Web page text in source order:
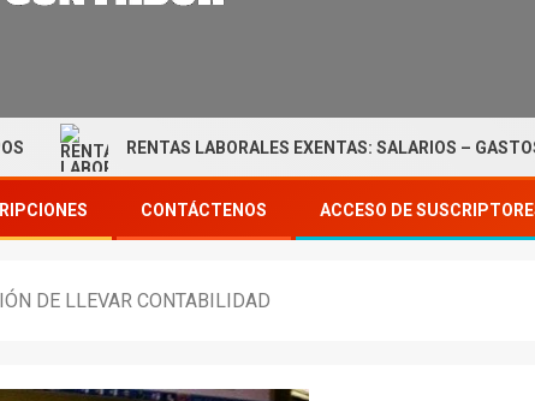
RENTAS LABORALES EXENTAS: SALARIOS – GASTOS DE
CONTÁCTENOS ACCESO DE
DE LLEVAR CONTABILIDAD